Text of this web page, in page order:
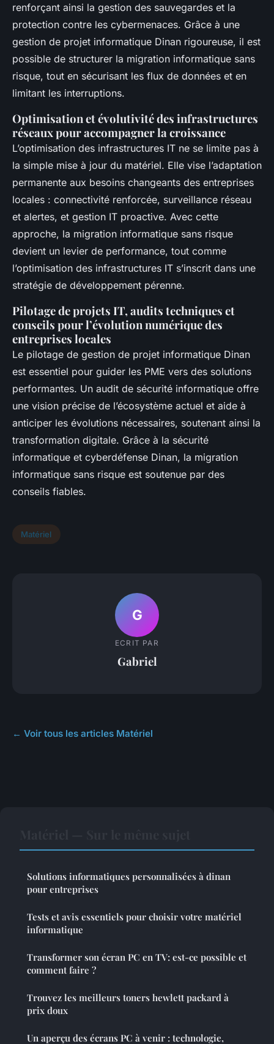
renforçant ainsi la gestion des sauvegardes et la
protection contre les cybermenaces. Grâce à une
gestion de projet informatique Dinan rigoureuse, il est
possible de structurer la migration informatique sans
risque, tout en sécurisant les flux de données et en
limitant les interruptions.
Optimisation et évolutivité des infrastructures
réseaux pour accompagner la croissance
L’optimisation des infrastructures IT ne se limite pas à
la simple mise à jour du matériel. Elle vise l’adaptation
permanente aux besoins changeants des entreprises
locales : connectivité renforcée, surveillance réseau
et alertes, et gestion IT proactive. Avec cette
approche, la migration informatique sans risque
devient un levier de performance, tout comme
l’optimisation des infrastructures IT s’inscrit dans une
stratégie de développement pérenne.
Pilotage de projets IT, audits techniques et
conseils pour l’évolution numérique des
entreprises locales
Le pilotage de gestion de projet informatique Dinan
est essentiel pour guider les PME vers des solutions
performantes. Un audit de sécurité informatique offre
une vision précise de l’écosystème actuel et aide à
anticiper les évolutions nécessaires, soutenant ainsi la
transformation digitale. Grâce à la sécurité
informatique et cyberdéfense Dinan, la migration
informatique sans risque est soutenue par des
conseils fiables.
Matériel
G
ECRIT PAR
Gabriel
← Voir tous les articles Matériel
Solutions informatiques personnalisées à dinan
pour entreprises
Tests et avis essentiels pour choisir votre matériel
informatique
Transformer son écran PC en TV: est-ce possible et
comment faire ?
Trouvez les meilleurs toners hewlett packard à
prix doux
Un aperçu des écrans PC à venir : technologie,